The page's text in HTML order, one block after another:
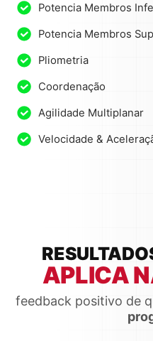
Potencia Membros
Potencia Membros
Pliometria
Coordenação
Agilidade Multiplanar
Velocidade &
APLICA
feedback positivo de